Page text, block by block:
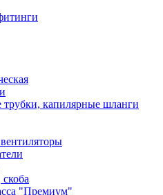
капилярные шланги
"Премиум"